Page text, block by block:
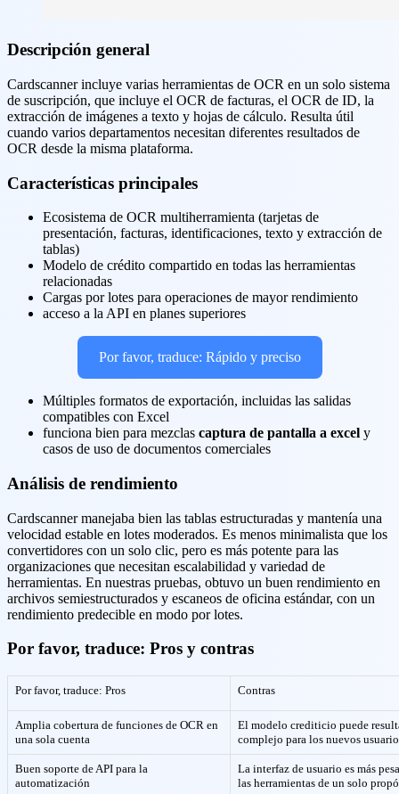
Descripción general
Cardscanner incluye varias herramientas de OCR en un solo sistema
de suscripción, que incluye el OCR de facturas, el OCR de ID, la
extracción de imágenes a texto y hojas de cálculo. Resulta útil
cuando varios departamentos necesitan diferentes resultados de
OCR desde la misma plataforma.
Características principales
Ecosistema de OCR multiherramienta (tarjetas de
presentación, facturas, identificaciones, texto y extracción de
tablas)
Modelo de crédito compartido en todas las herramientas
relacionadas
Cargas por lotes para operaciones de mayor rendimiento
acceso a la API en planes superiores
Por favor, traduce: Rápido y preciso
Múltiples formatos de exportación, incluidas las salidas
compatibles con Excel
funciona bien para mezclas captura de pantalla a excel y
casos de uso de documentos comerciales
Análisis de rendimiento
Cardscanner manejaba bien las tablas estructuradas y mantenía una
velocidad estable en lotes moderados. Es menos minimalista que los
convertidores con un solo clic, pero es más potente para las
organizaciones que necesitan escalabilidad y variedad de
herramientas. En nuestras pruebas, obtuvo un buen rendimiento en
archivos semiestructurados y escaneos de oficina estándar, con un
rendimiento predecible en modo por lotes.
Por favor, traduce: Pros y contras
Por favor, traduce: Pros Contras
Amplia cobertura de funciones de OCR en
una sola cuenta
El modelo crediticio puede
complejo para los nuevos
Buen soporte de API para la
automatización
La interfaz de usuario es más
las herramientas de un solo